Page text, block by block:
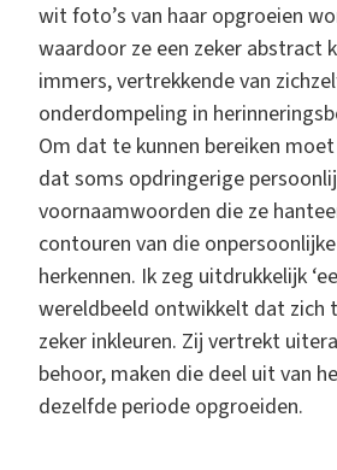
wit foto’s van haar opgroeien
waardoor ze een zeker abstract
immers, vertrekkende van
onderdompeling in
Om dat te kunnen bereiken
dat soms opdringerige
voornaamwoorden die ze
contouren van die
herkennen. Ik zeg uitdrukkelijk
wereldbeeld ontwikkelt dat zich
zeker inkleuren. Zij vertrekt
behoor, maken die deel uit van
dezelfde periode opgroeiden.